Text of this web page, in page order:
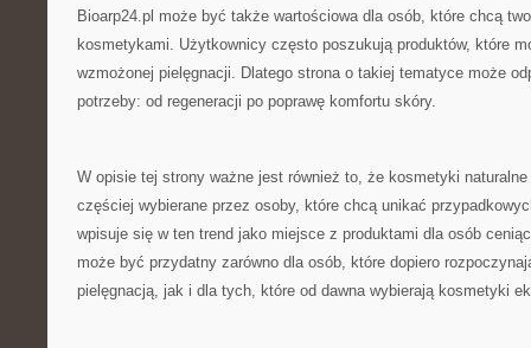
Bioarp24.pl może być także wartościowa dla osób, które chcą
kosmetykami. Użytkownicy często poszukują produktów, które
wzmożonej pielęgnacji. Dlatego strona o takiej tematyce może
potrzeby: od regeneracji po poprawę komfortu skóry.
W opisie tej strony ważne jest również to, że kosmetyki
częściej wybierane przez osoby, które chcą unikać
wpisuje się w ten trend jako miejsce z produktami dla osób
może być przydatny zarówno dla osób, które dopiero
pielęgnacją, jak i dla tych, które od dawna wybierają kosmetyki